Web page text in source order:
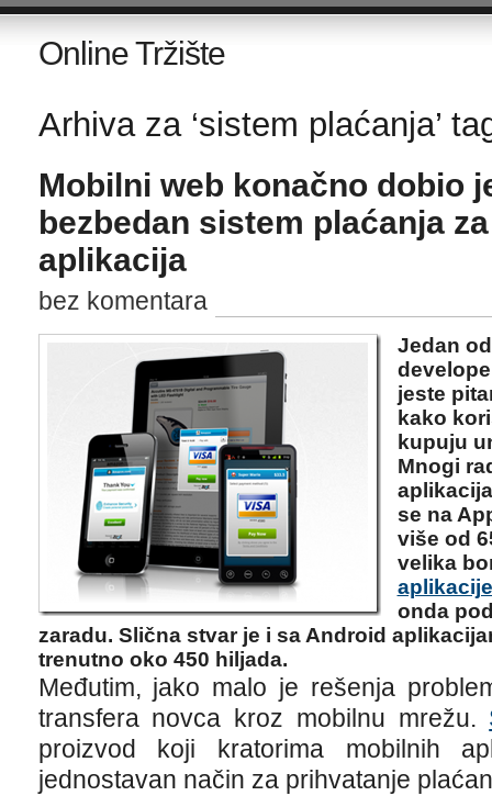
Online Tržište
Arhiva za ‘sistem plaćanja’
Mobilni web konačno dobio
bezbedan sistem plaćanja
aplikacija
bez komentara
Jedan
jeste
kako
kupuju
Mnogi
se na
više od
velika
onda
zaradu. Slična stvar je i sa Android
trenutno oko 450 hiljada.
Međutim, jako malo je rešenja
transfera novca kroz mobilnu mrežu.
proizvod koji kratorima mobilnih
jednostavan način za prihvatanje